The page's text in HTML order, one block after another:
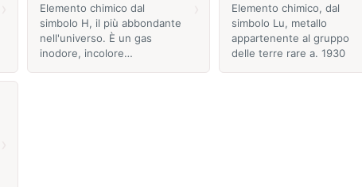
Elemento chimico dal
simbolo H, il più abbondante
nell'universo. È un gas
inodore, incolore…
Elemento chimico, dal
simbolo Lu, metallo
appartenente al gruppo
delle terre rare a. 1930